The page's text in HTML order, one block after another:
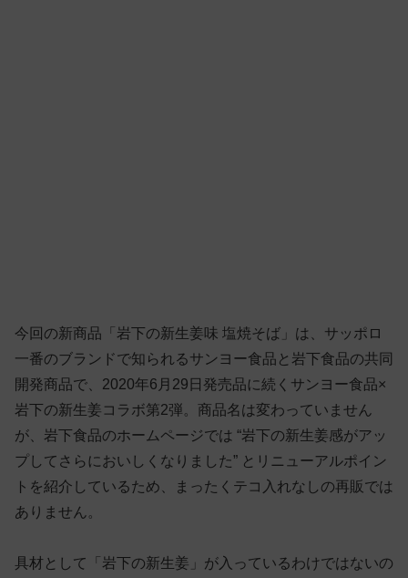
今回の新商品「岩下の新生姜味 塩焼そば」は、サッポロ
一番のブランドで知られるサンヨー食品と岩下食品の共同
開発商品で、2020年6月29日発売品に続くサンヨー食品×
岩下の新生姜コラボ第2弾。商品名は変わっていません
が、岩下食品のホームページでは “岩下の新生姜感がアッ
プしてさらにおいしくなりました” とリニューアルポイン
トを紹介しているため、まったくテコ入れなしの再販では
ありません。
具材として「岩下の新生姜」が入っているわけではないの